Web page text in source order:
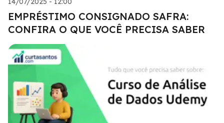
EMPRÉSTIMO CONSIGNADO SAFRA:
CONFIRA O QUE VOCÊ PRECISA SABER